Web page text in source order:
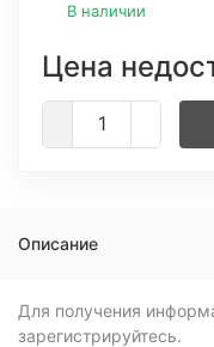
В наличии
Цена
Описание
Для получения
зарегистрируйтесь.